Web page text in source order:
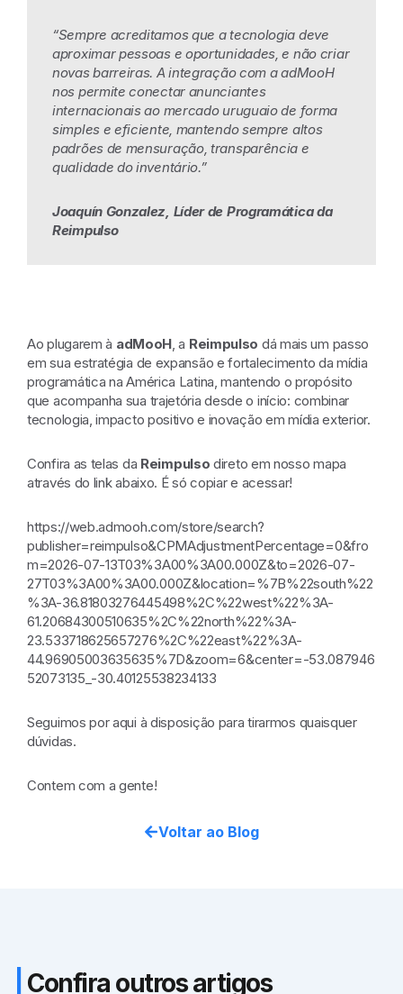
“Sempre acreditamos que a tecnologia deve
aproximar pessoas e oportunidades, e não criar
novas barreiras. A integração com a adMooH
nos permite conectar anunciantes
internacionais ao mercado uruguaio de forma
simples e eficiente, mantendo sempre altos
padrões de mensuração, transparência e
qualidade do inventário.”
Joaquín Gonzalez, Líder de Programáticada
Reimpulso
Ao plugarem à adMooH, a Reimpulso dá mais um passo
em sua estratégia de expansão e fortalecimento da mídia
programática na América Latina, mantendo o propósito
que acompanha sua trajetória desde o início: combinar
tecnologia, impacto positivo e inovação em mídia exterior.
Confira as telas da Reimpulso direto em nosso mapa
através do link abaixo. É só copiar e acessar!
https://web.admooh.com/store/search?
publisher=reimpulso&CPMAdjustmentPercentage=0&fro
m=2026-07-13T03%3A00%3A00.000Z&to=2026-07-
27T03%3A00%3A00.000Z&location=%7B%22south%22
%3A-36.81803276445498%2C%22west%22%3A-
61.20684300510635%2C%22north%22%3A-
23.533718625657276%2C%22east%22%3A-
44.96905003635635%7D&zoom=6&center=-53.087946
52073135_-30.40125538234133
Seguimos por aqui à disposição para tirarmos quaisquer
dúvidas.
Contem com a gente!
Voltar ao Blog
Confira outros artigos